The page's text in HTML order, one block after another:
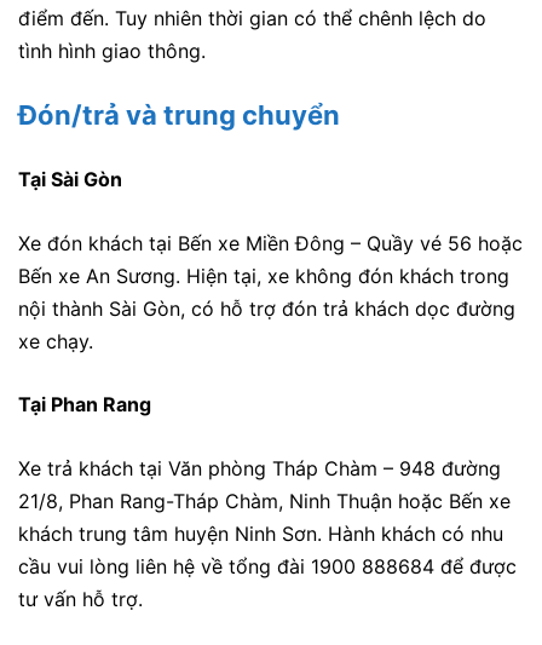
điểm đến. Tuy nhiên thời gian có thể chênh lệch do
tình hình giao thông.
Đón/trả và trung chuyển
Tại Sài Gòn
Xe đón khách tại Bến xe Miền Đông – Quầy vé 56 hoặc
Bến xe An Sương. Hiện tại, xe không đón khách trong
nội thành Sài Gòn, có hỗ trợ đón trả khách dọc đường
xe chạy.
Tại Phan Rang
Xe trả khách tại Văn phòng Tháp Chàm – 948 đường
21/8, Phan Rang-Tháp Chàm, Ninh Thuận hoặc Bến xe
khách trung tâm huyện Ninh Sơn. Hành khách có nhu
cầu vui lòng liên hệ về tổng đài 1900 888684 để được
tư vấn hỗ trợ.